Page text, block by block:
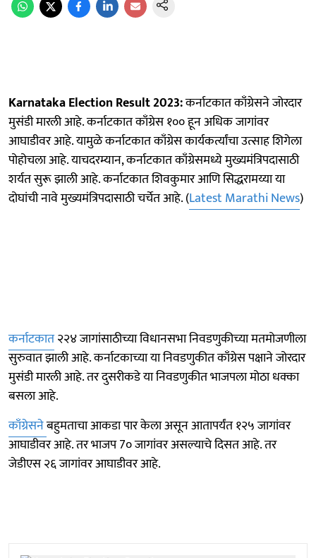
Karnataka Election Result 2023:कर्नाटकात काँग्रेसने जोरदार
मुसंडी मारली आहे. कर्नाटकात काँग्रेस १०० हून अधिक जागांवर
आघाडीवर आहे. यामुळे कर्नाटकात काँग्रेस कार्यकर्त्यांचा उत्साह शिगेला
पोहोचला आहे. याचदरम्यान, कर्नाटकात काँग्रेसमध्ये मुख्यमंत्रिपदासाठी
शर्यत सुरू झाली आहे. कर्नाटकात शिवकुमार आणि सिद्धरामय्या या
दोघांची नावे मुख्यमंत्रिपदासाठी चर्चेत आहे. (Latest Marathi News)
कर्नाटकात२२४ जागांसाठीच्या विधानसभा निवडणुकीच्या मतमोजणीला
सुरुवात झाली आहे. कर्नाटकाच्या या निवडणुकीत काँग्रेस पक्षाने जोरदार
मुसंडी मारली आहे. तर दुसरीकडे या निवडणुकीत भाजपला मोठा धक्का
बसला आहे.
काँग्रेसनेबहुमताचा आकडा पार केला असून आतापर्यंत १२५ जागांवर
आघाडीवर आहे. तर भाजप 7० जागांवर असल्याचे दिसत आहे. तर
जेडीएस २६ जागांवर आघाडीवर आहे.